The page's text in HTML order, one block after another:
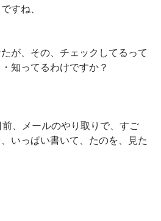
すね、
が、その、チェックしてるって
知ってるわけですか？
、メールのやり取りで、すご
いっぱい書いて、たのを、見た